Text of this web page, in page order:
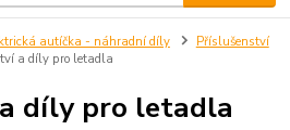
autíčka - náhradní díly
Příslušenství
a díly pro letadla
díly pro letadla